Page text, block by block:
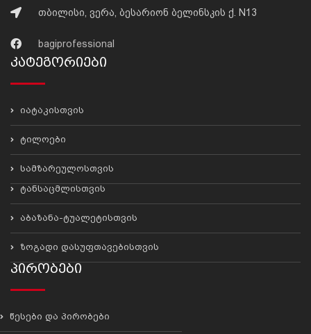
თბილისი, ვერა, ბესარიონ ბელინსკის ქ. N13
bagiprofessional
Კატეგორიები
იატაკისთვის
ტილოები
სამზარეულოსთვის
ტანსაცმლისთვის
აბაზანა-ტუალეტისთვის
ზოგადი დასუფთავებისთვის
Პირობები
წესები და პირობები